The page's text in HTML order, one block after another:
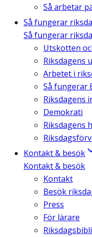
Så arbetar
Så fungerar
Så fungerar
Utskotten
Riksdagens
Arbetet i
Så fungerar
Riksdagens
Demokrati
Riksdagens
Kontakt & besök
Kontakt & besök
Kontakt
Besök
Press
För lärare